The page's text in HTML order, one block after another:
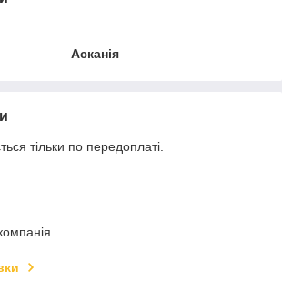
Асканія
тільки по передоплаті.